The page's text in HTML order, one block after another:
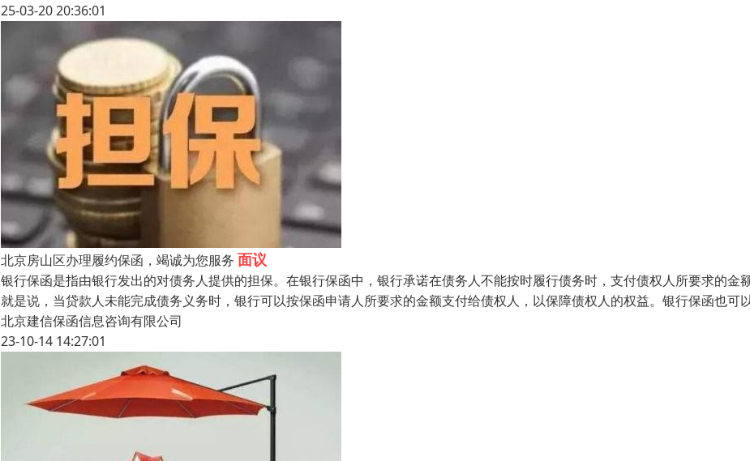
25-03-20 20:36:01
北京房山区办理履约保函，竭诚为您服务 面议
银行保函是指由银行发出的对债务人提供的担保。在银行保函中，银行承诺在债务人不能按时履行债务时，支付债权人所要求的金
就是说，当贷款人未能完成债务义务时，银行可以按保函申请人所要求的金额支付给债权人，以保障债权人的权益。银行保函也可
北京建信保函信息咨询有限公司
23-10-14 14:27:01